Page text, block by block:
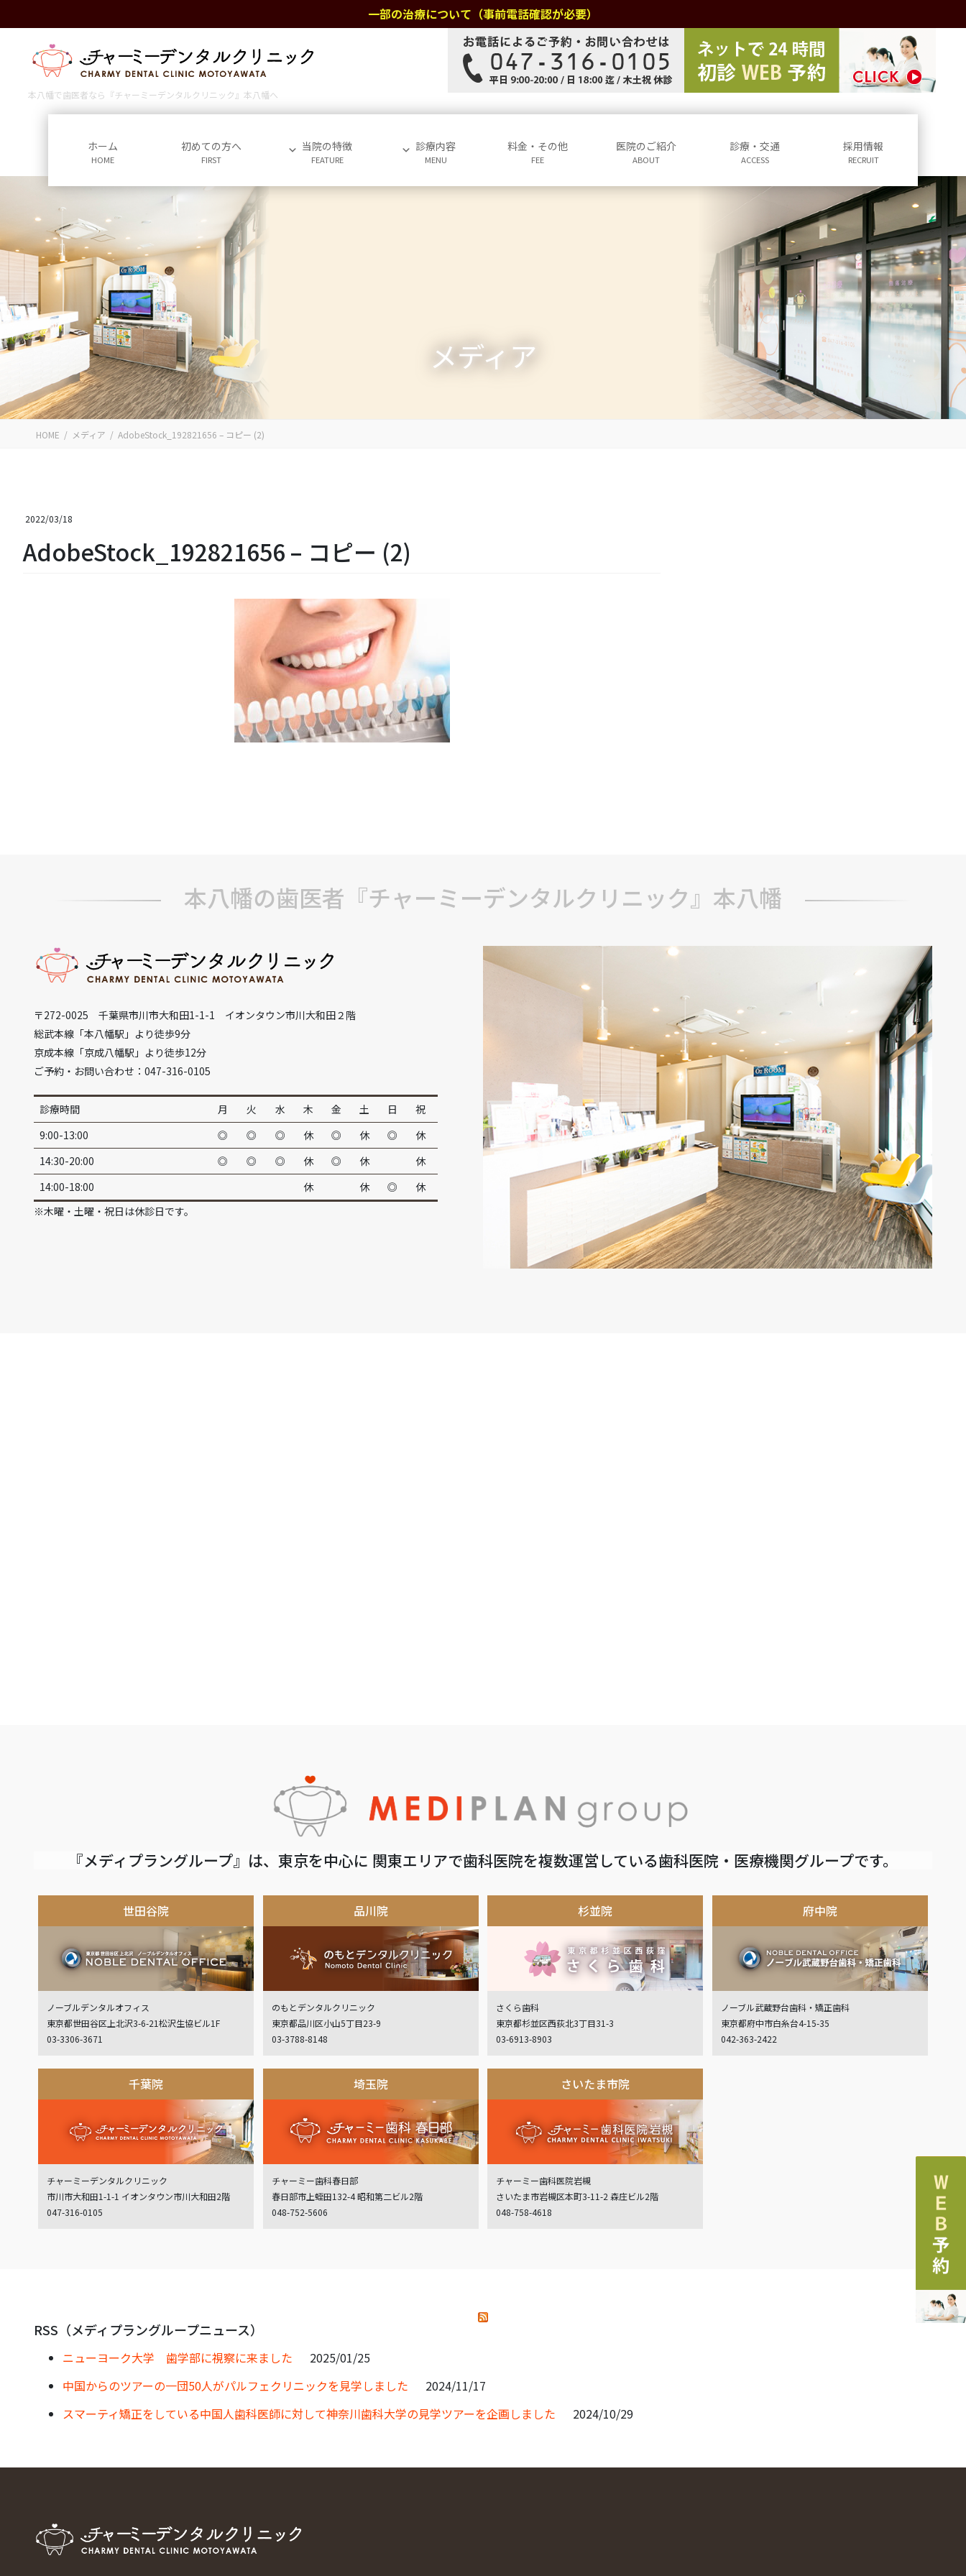
ン
ビ
一部の治療について（事前電話確認が必要）
本八幡で歯医者なら『チャーミーデンタルクリニック』本八幡へ
ホーム
HOME
初めての方へ
FIRST
当院の特徴
FEATURE
診療内容
MENU
料金・その他
FEE
医院のご紹介
ABOUT
診療・交通
ACCESS
採用情報
RECRUIT
メディア
HOME メディア AdobeStock_192821656 – コピー (2)
2022/03/18
AdobeStock_192821656 – コピー (2)
本八幡の歯医者『チャーミーデンタルクリニック』本八幡
〒272-0025 千葉県市川市大和田1-1-1 イオンタウン市川大和田２階
総武本線「本八幡駅」より徒歩9分
京成本線「京成八幡駅」より徒歩12分
ご予約・お問い合わせ：047-316-0105
診療時間 月 火 水 木 金 土 日
祝
9:00-13:00
◎ ◎ ◎ 休 ◎ 休 ◎
休
14:30-20:00
◎ ◎ ◎ 休 ◎ 休
休
14:00-18:00
休 休 ◎
休
※木曜・土曜・祝日は休診日です。
『メディプラングループ』は、東京を中心に 関東エリアで歯科医院を複数運営している歯科医院・医療機関グループです。
世田谷院
ノーブルデンタルオフィス
東京都世田谷区上北沢3-6-21松沢生協ビル1F
03-3306-3671
品川院
のもとデンタルクリニック
東京都品川区小山5丁目23-9
03-3788-8148
杉並院
さくら歯科
東京都杉並区西荻北3丁目31-3
03-6913-8903
府中院
ノーブル武蔵野台歯科・矯正歯科
東京都府中市白糸台4-15-35
042-363-2422
千葉院
チャーミーデンタルクリニック
市川市大和田1-1-1 イオンタウン市川大和田2階
047-316-0105
埼玉院
チャーミー歯科春日部
春日部市上蛭田132-4 昭和第二ビル2階
048-752-5606
さいたま市院
チャーミー歯科医院岩槻
さいたま市岩槻区本町3-11-2 森庄ビル2階
048-758-4618
RSS（メディプラングループニュース）
ニューヨーク大学 歯学部に視察に来ました
2025/01/25
中国からのツアーの一団50人がパルフェクリニックを見学しました
2024/11/17
スマーティ矯正をしている中国人歯科医師に対して神奈川歯科大学の見学ツアーを企画しました
2024/10/29